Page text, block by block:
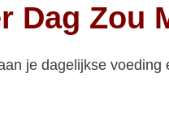
Dag Zou
je dagelijkse voeding